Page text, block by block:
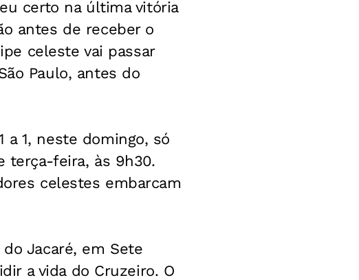
certo na última vitória
antes de receber o
celeste vai passar
Paulo, antes do
a 1, neste domingo, só
terça-feira, às 9h30.
celestes embarcam
Jacaré, em Sete
a vida do Cruzeiro. O